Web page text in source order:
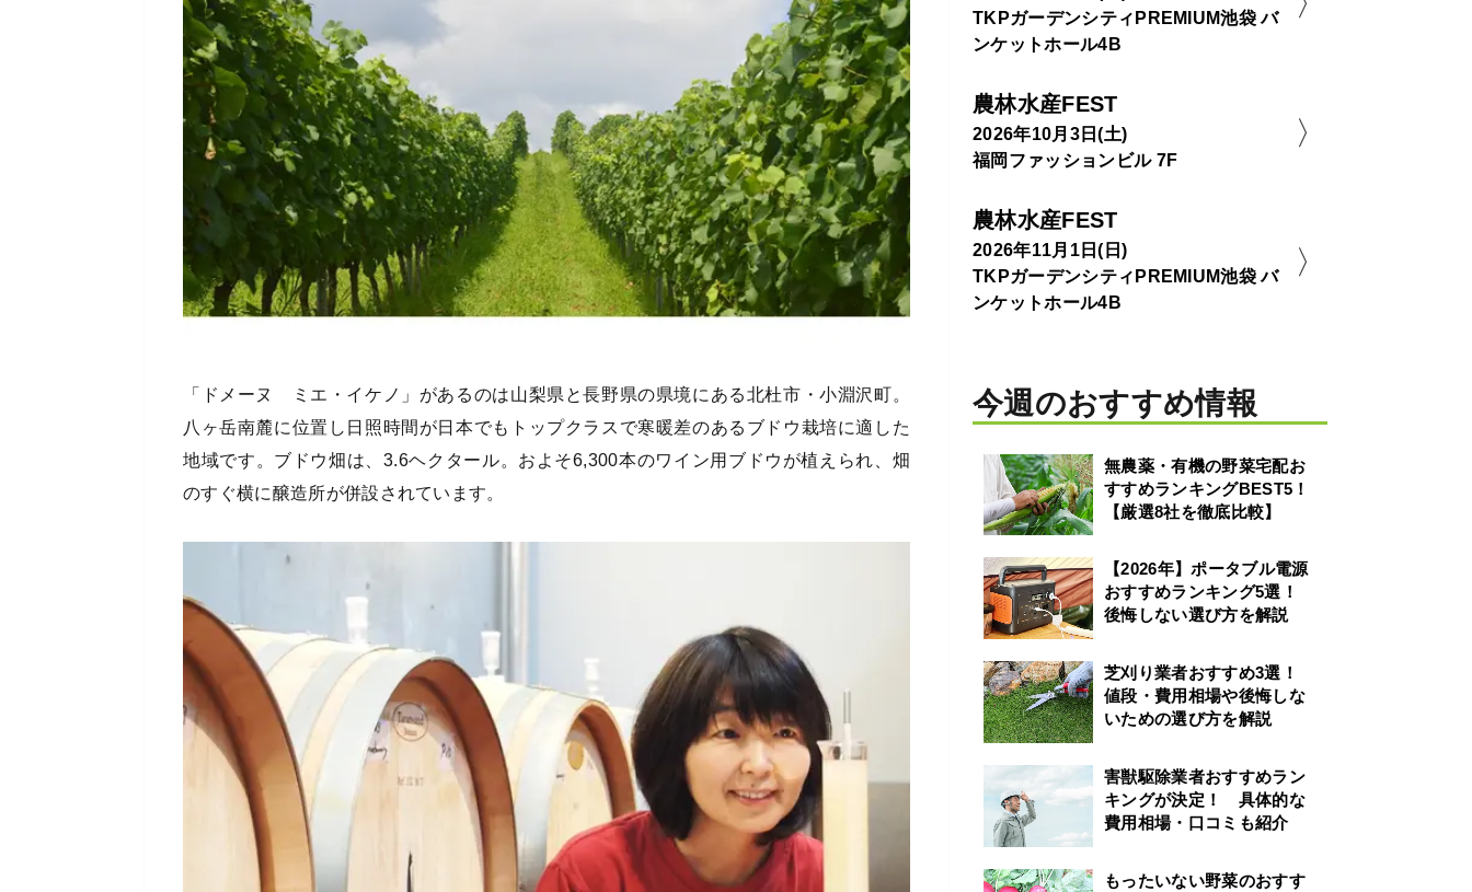
「ドメーヌ ミエ・イケノ」があるのは山梨県と長野県の県境にある北杜市・小淵沢町。
八ヶ岳南麓に位置し日照時間が日本でもトップクラスで寒暖差のあるブドウ栽培に適した
地域です。ブドウ畑は、3.6ヘクタール。およそ6,300本のワイン用ブドウが植えられ、畑
のすぐ横に醸造所が併設されています。
TKPガーデンシティPREMIUM池袋 バ
ンケットホール4B
農林水産FEST
2026年10月3日(土)
福岡ファッションビル 7F
農林水産FEST
2026年11月1日(日)
TKPガーデンシティPREMIUM池袋 バ
ンケットホール4B
今週のおすすめ情報
無農薬・有機の野菜宅配お
すすめランキングBEST5！
【厳選8社を徹底比較】
【2026年】ポータブル電源
おすすめランキング5選！
後悔しない選び方を解説
芝刈り業者おすすめ3選！
値段・費用相場や後悔しな
いための選び方を解説
害獣駆除業者おすすめラン
キングが決定！ 具体的な
費用相場・口コミも紹介
もったいない野菜のおすす